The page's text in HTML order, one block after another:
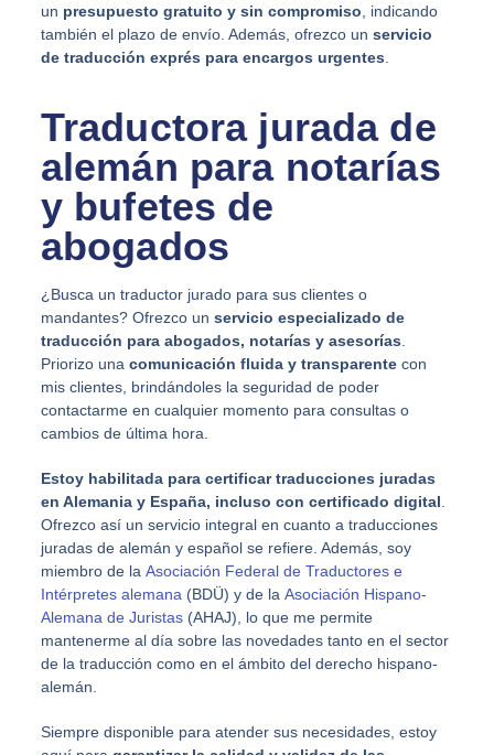
un presupuesto gratuito y sin compromiso , indicando
también el plazo de envío. Además, ofrezco un servicio
de traducción exprés para encargos urgentes
Traductora jurada de
alemán para notarías
y bufetes de
abogados
¿Busca un traductor jurado para sus clientes o
mandantes? Ofrezco un servicio especializado de
traducción para abogados, notarías y asesorías
Priorizo una comunicación fluida y transparentecon
mis clientes, brindándoles la seguridad de poder
contactarme en cualquier momento para consultas o
cambios de última hora.
Estoy habilitada para certificar traducciones juradas
en Alemania y España, incluso con certificado digital
Ofrezco así un servicio integral en cuanto a traducciones
juradas de alemán y español se refiere. Además, soy
miembro de la Asociación Federal de Traductores e
Intérpretes alemana (BDÜ) y de la Asociación Hispano-
Alemana de Juristas(AHAJ), lo que me permite
mantenerme al día sobre las novedades tanto en el sector
de la traducción como en el ámbito del derecho hispano-
alemán.
Siempre disponible para atender sus necesidades, estoy